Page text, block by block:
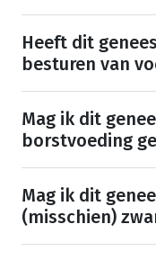
Heeft dit
besturen van
Mag ik dit
borstvoeding
Mag ik dit
(misschien)